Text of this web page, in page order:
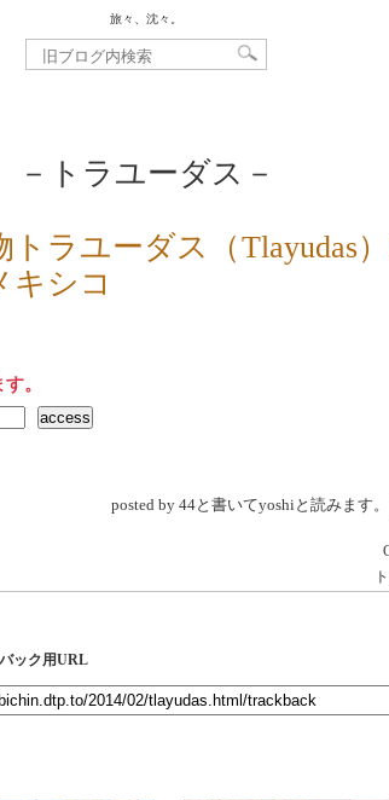
旅々、沈々。
－トラユーダス－
ラユーダス（Tlayudas
キシコ
。
posted by 44と書いてyoshiと読みます
バック用URL